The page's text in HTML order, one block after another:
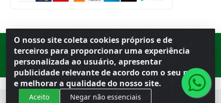
O nosso site coleta cookies próprios e de
terceiros para proporcionar uma experiência
personalizada ao usuário, apresentar
publicidade relevante de acordo com o seu perfil
e melhorar a qualidade do nosso site.
Aceito Negar não essenciais
Rod. SP-215, s/n, km 98 — Área Rural Porto Ferreira ·BR
· CEP
· CNPJ 56.679.863/0001-91
© 2026 Atacado Ideal